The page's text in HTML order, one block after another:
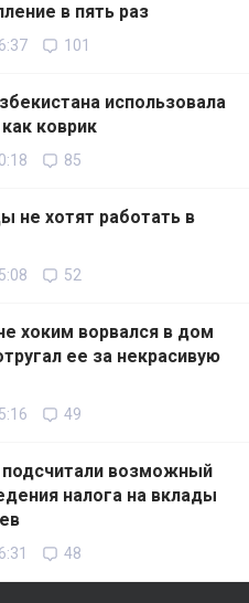
в пять раз
101
использовала
коврик
85
не хотят работать в
52
хоким ворвался в дом
ее за некрасивую
49
возможный
налога на вклады
48